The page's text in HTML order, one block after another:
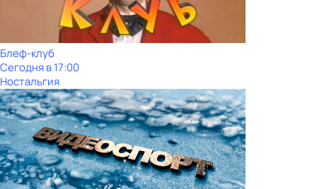
Блеф-клуб
Сегодня в 17:00
Ностальгия